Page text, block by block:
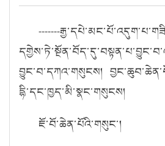
-------
བྱུང་བ་དཀའ་གསུངས།
དྷི་དང་ཁྱད་མི་སྣང་གསུངས།
ཇོ་བོ་ཆེན་པོའི་གསུང་།